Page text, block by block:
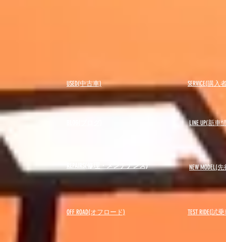
USED(中古車) SERVICE(購
LINE UP(新車
REPAIRS(修理・メンテナンス) NEW MODEL(先
OFF ROAD(オフロード) ​TEST RIDE(試